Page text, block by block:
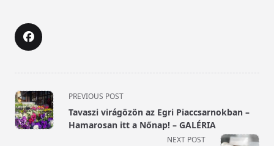
<span
class="nav-
subtitle
PREVIOUS POST
Tavaszi virágözön az Egri Piaccsarnokban –
Hamarosan itt a Nőnap! – GALÉRIA
NEXT POST